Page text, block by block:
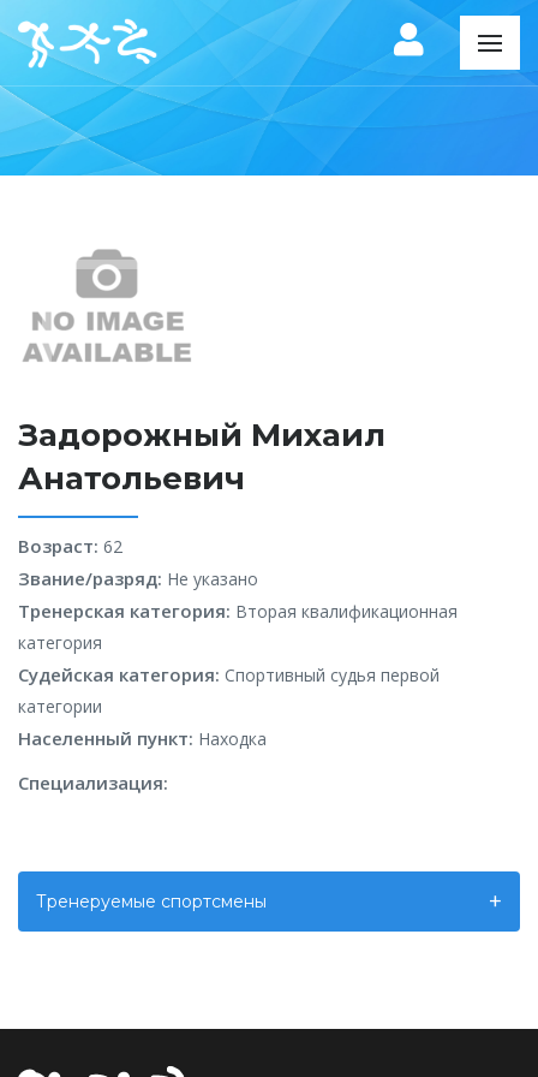
Задорожный Михаил
Анатольевич
Возраст: 62
Звание/разряд: Не указано
Тренерская категория: Вторая квалификационная
категория
Судейская категория: Спортивный судья первой
категории
Населенный пункт: Находка
Специализация:
Тренеруемые спортсмены